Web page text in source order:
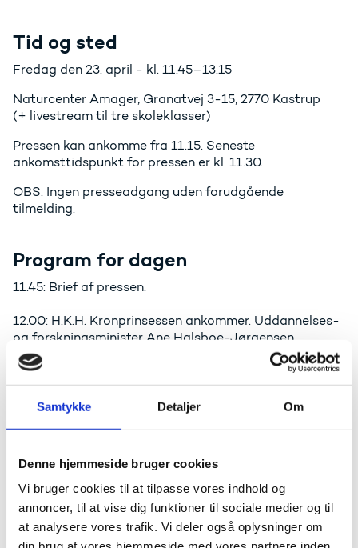
Samtykke Detaljer Om
Denne hjemmeside bruger cookies
Vi bruger cookies til at tilpasse vores indhold og
annoncer, til at vise dig funktioner til sociale medier og til
at analysere vores trafik. Vi deler også oplysninger om
Tid og sted
Fredag den 23. april - kl. 11.45–13.15
Naturcenter Amager, Granatvej 3-15, 2770 Kastrup
(+ livestream til tre skoleklasser)
Pressen kan ankomme fra 11.15. Seneste
ankomsttidspunkt for pressen er kl. 11.30.
OBS: Ingen presseadgang uden forudgående
tilmelding.
Program for dagen
11.45: Brief af pressen.
12.00: H.K.H. Kronprinsessen ankommer. Uddannelses-
og forskningsminister Ane Halsboe-Jørgensen
modtager H.K.H. Kronprinsessen.
12.05: Fotomulighed med H.K.H. Kronprinsessen og
uddannelses- og forskningsminister Ane Halsboe-
Virtuel præsentation af elevers opgaver og
arbejdsproces. Klimaforskere udpeger tre vindere.
12.40: Uddannelses- og forskningsministeren Ane
Halsboe-Jørgensen holder tale.